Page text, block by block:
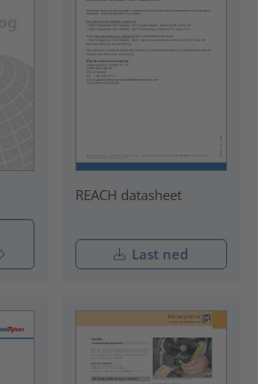
REACH datasheet
Last ned